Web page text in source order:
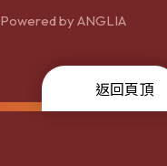
byANGLIA
返回頁頂